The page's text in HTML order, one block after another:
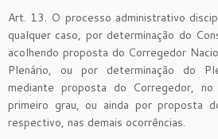
Art. 13. O processo administrativo
qualquer caso, por determinação do
acolhendo proposta do Corregedor
Plenário, ou por determinação do
mediante proposta do Corregedor,
primeiro grau, ou ainda por proposta
respectivo, nas demais ocorrências.